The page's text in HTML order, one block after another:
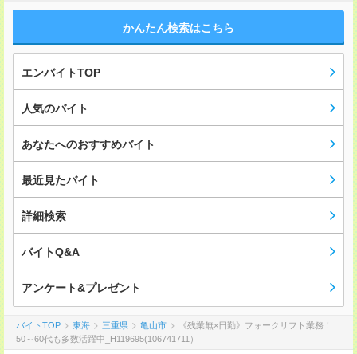
かんたん検索はこちら
エンバイトTOP
人気のバイト
あなたへのおすすめバイト
最近見たバイト
詳細検索
バイトQ&A
アンケート&プレゼント
バイトTOP 東海 三重県 亀山市
《残業無×日勤》フォークリフト業務！
50～60代も多数活躍中_H119695(106741711）